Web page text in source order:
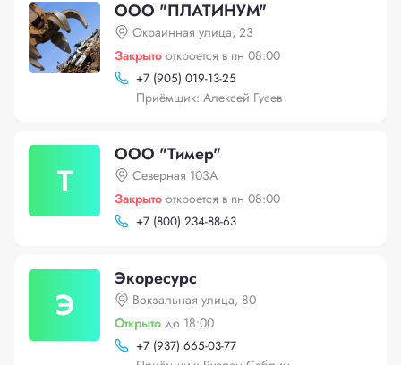
ООО "ПЛАТИНУМ"
Окраинная улица, 23
Закрыто откроется в пн 08:00
+7 (905) 019-13-25
Приёмщик: Алексей Гусев
Т
ООО "Тимер"
Северная 103А
Закрыто откроется в пн 08:00
+7 (800) 234-88-63
Э
Экоресурс
Вокзальная улица, 80
Открыто до 18:00
+7 (937) 665-03-77